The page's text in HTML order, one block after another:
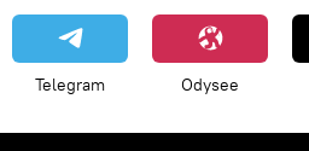
Telegram Odysee